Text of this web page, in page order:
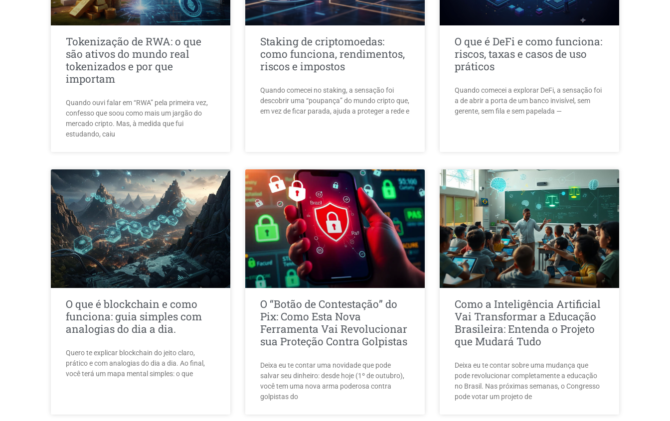
Tokenização de RWA: o que
são ativos do mundo real
tokenizados e por que
importam
Quando ouvi falar em “RWA” pela primeira vez,
confesso que soou como mais um jargão do
mercado cripto. Mas, à medida que fui
estudando, caiu
Staking de criptomoedas:
como funciona, rendimentos,
riscos e impostos
Quando comecei no staking, a sensação foi
descobrir uma “poupança” do mundo cripto que,
em vez de ficar parada, ajuda a proteger a rede e
O que é DeFi e como funciona:
riscos, taxas e casos de uso
práticos
Quando comecei a explorar DeFi, a sensação foi
a de abrir a porta de um banco invisível, sem
gerente, sem fila e sem papelada —
O que é blockchain e como
funciona: guia simples com
analogias do dia a dia.
Quero te explicar blockchain do jeito claro,
prático e com analogias do dia a dia. Ao final,
você terá um mapa mental simples: o que
O “Botão de Contestação” do
Pix: Como Esta Nova
Ferramenta Vai Revolucionar
sua Proteção Contra Golpistas
Deixa eu te contar uma novidade que pode
salvar seu dinheiro: desde hoje (1º de outubro),
você tem uma nova arma poderosa contra
golpistas do
Como a Inteligência Artificial
Vai Transformar a Educação
Brasileira: Entenda o Projeto
que Mudará Tudo
Deixa eu te contar sobre uma mudança que
pode revolucionar completamente a educação
no Brasil. Nas próximas semanas, o Congresso
pode votar um projeto de